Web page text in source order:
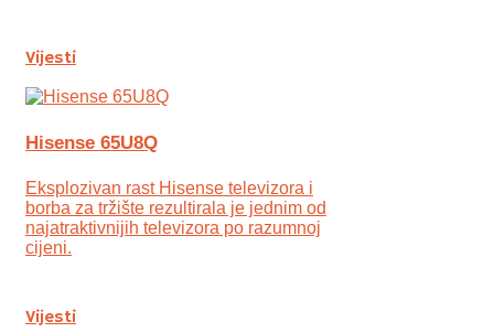
Vijesti
Hisense 65U8Q
Eksplozivan rast Hisense televizora i
borba za tržište rezultirala je jednim od
najatraktivnijih televizora po razumnoj
cijeni.
Vijesti